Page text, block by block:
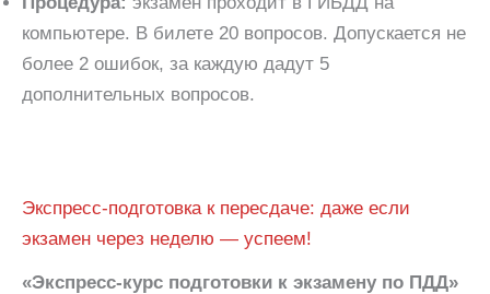
компьютере. В билете 20 вопросов. Допускается не
более 2 ошибок, за каждую дадут 5
дополнительных вопросов.
Экспресс-подготовка к пересдаче: даже если
экзамен через неделю — успеем!
«Экспресс-курс подготовки к экзамену по ПДД»